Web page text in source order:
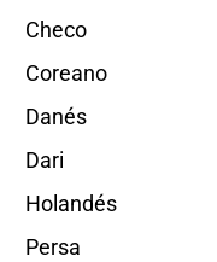
Checo
Coreano
Danés
Dari
Holandés
Persa